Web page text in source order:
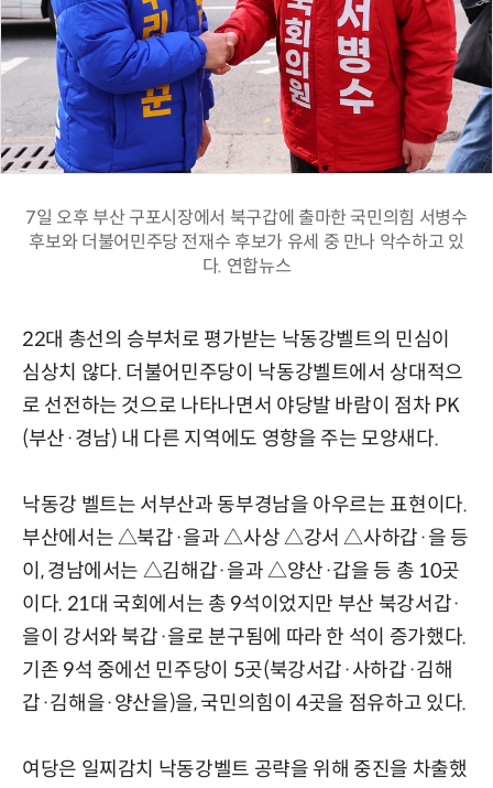
7일 오후 부산 구포시장에서 북구갑에 출마한 국민의힘 서병수
후보와 더불어민주당 전재수 후보가 유세 중 만나 악수하고 있
다. 연합뉴스
22대 총선의 승부처로 평가받는 낙동강벨트의 민심이
심상치 않다. 더불어민주당이 낙동강벨트에서 상대적으
로 선전하는 것으로 나타나면서 야당발 바람이 점차 PK
(부산·경남) 내 다른 지역에도 영향을 주는 모양새다.
낙동강 벨트는 서부산과 동부경남을 아우르는 표현이다.
부산에서는 △북갑·을과 △사상 △강서 △사하갑·을 등
이, 경남에서는 △김해갑·을과 △양산·갑을 등 총 10곳
이다. 21대 국회에서는 총 9석이었지만 부산 북강서갑·
을이 강서와 북갑·을로 분구됨에 따라 한 석이 증가했다.
기존 9석 중에선 민주당이 5곳(북강서갑·사하갑·김해
갑·김해을·양산을)을, 국민의힘이 4곳을 점유하고 있다.
여당은 일찌감치 낙동강벨트 공략을 위해 중진을 차출했